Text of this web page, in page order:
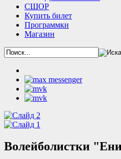
СШОР
Купить билет
Программки
Магазин
Волейболистки